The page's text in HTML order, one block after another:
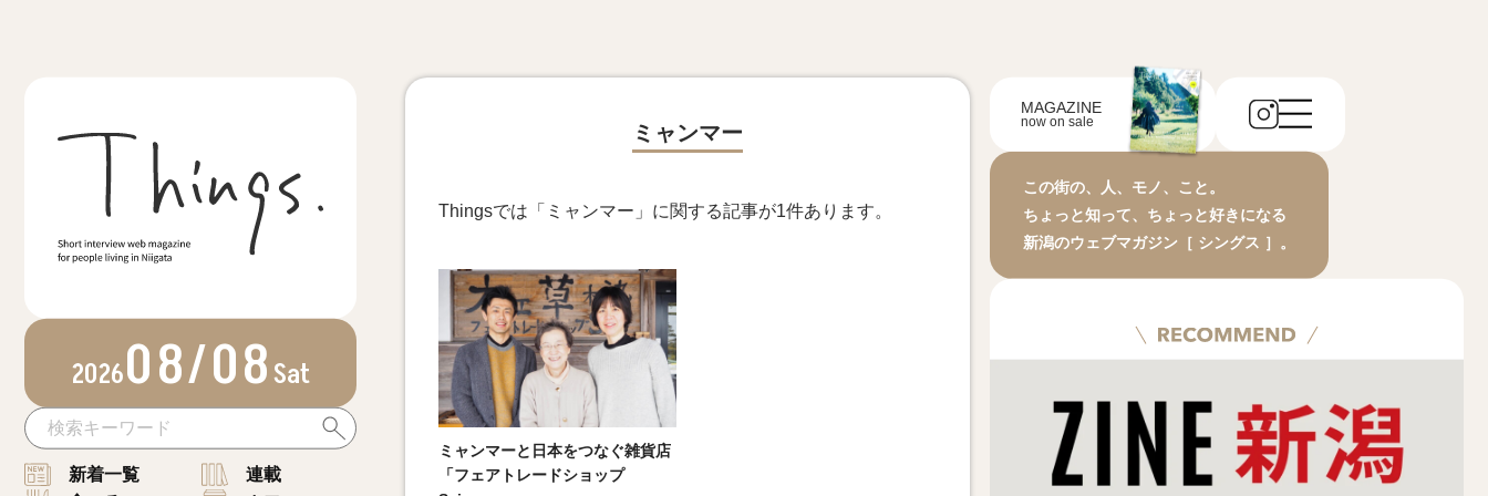
202608/08Sat
新着一覧
連載
ミャンマー
Thingsでは「ミャンマー」に関する記事が1件あります。
ミャンマーと日本をつなぐ雑貨店
「フェアトレードショップ
MAGAZINE
now on sale
この街の、人、モノ、こと。
ちょっと知って、ちょっと好きになる
新潟のウェブマガジン［ シングス ］。